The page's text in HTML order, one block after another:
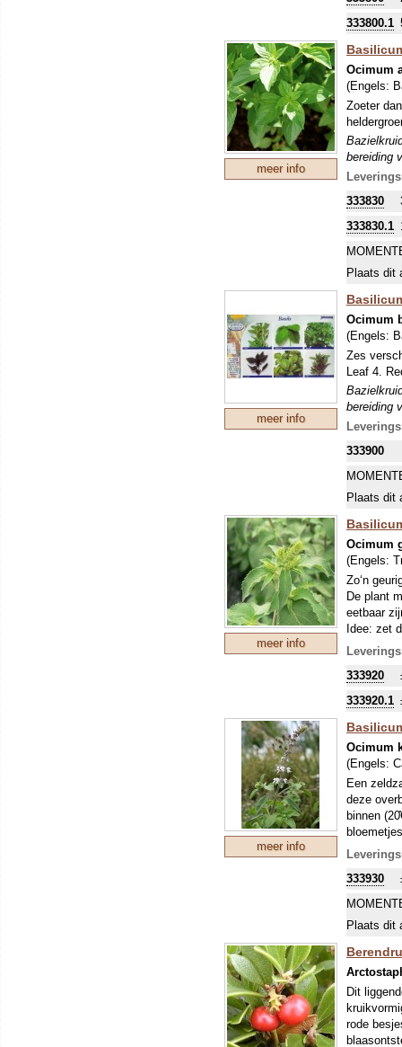
333800.1
meer info
Ocimum
(Engels:
Zoeter
bereiding
333830
333830.1
Plaats dit
meer info
Ocimum
(Engels:
Zes
Leaf 4.
bereiding
333900
Plaats dit
meer info
Ocimum
(Engels:
Zo‘n
De plant
eetbaar
Idee: zet
loop der
333920
333920.1
meer info
Ocimum
(Engels:
Een
deze
binnen
olie in
uiteraard
333930
Plaats dit
Dit
rode